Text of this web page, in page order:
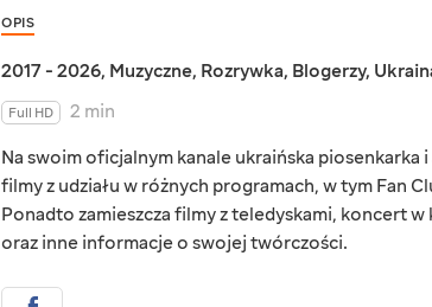
OPIS
2017 - 2026, Muzyczne, Rozrywka, Blogerzy,
Full HD
2 min
Na swoim oficjalnym kanale ukraińska
filmy z udziału w różnych programach, w tym Fan
Ponadto zamieszcza filmy z teledyskami, koncert w
oraz inne informacje o swojej twórczości.